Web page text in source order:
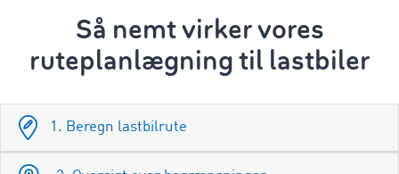
Så nemt virkervores
ruteplanlægning til lastbiler
1. Beregn lastbilrute